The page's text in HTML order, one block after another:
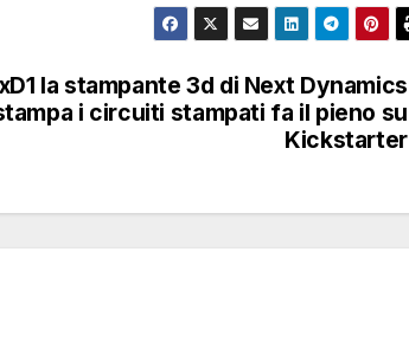
la stampante 3d di Next Dynamics
i circuiti stampati fa il pieno su
Kickstarter